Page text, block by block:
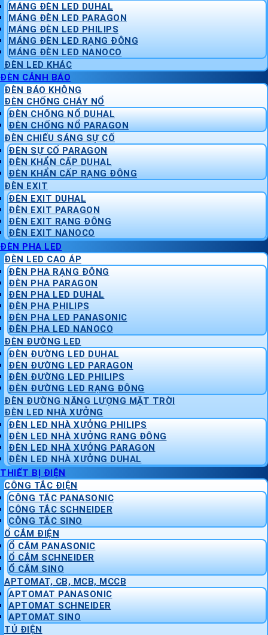
MÁNG ĐÈN LED DUHAL
MÁNG ĐÈN LED PARAGON
MÁNG ĐÈN LED PHILIPS
MÁNG ĐÈN LED RẠNG ĐÔNG
MÁNG ĐÈN LED NANOCO
ĐÈN LED KHÁC
ĐÈN CẢNH BÁO
ĐÈN BÁO KHÔNG
ĐÈN CHỐNG CHÁY NỔ
ĐÈN CHỐNG NỔ DUHAL
ĐÈN CHỐNG NỔ PARAGON
ĐÈN CHIẾU SÁNG SỰ CỐ
ĐÈN SỰ CỐ PARAGON
ĐÈN KHẨN CẤP DUHAL
ĐÈN KHẨN CẤP RẠNG ĐÔNG
ĐÈN EXIT
ĐÈN EXIT DUHAL
ĐÈN EXIT PARAGON
ĐÈN EXIT RẠNG ĐÔNG
ĐÈN EXIT NANOCO
ĐÈN PHA LED
ĐÈN LED CAO ÁP
ĐÈN PHA RẠNG ĐÔNG
ĐÈN PHA PARAGON
ĐÈN PHA LED DUHAL
ĐÈN PHA PHILIPS
ĐÈN PHA LED PANASONIC
ĐÈN PHA LED NANOCO
ĐÈN ĐƯỜNG LED
ĐÈN ĐƯỜNG LED DUHAL
ĐÈN ĐƯỜNG LED PARAGON
ĐÈN ĐƯỜNG LED PHILIPS
ĐÈN ĐƯỜNG LED RẠNG ĐÔNG
ĐÈN ĐƯỜNG NĂNG LƯỢNG MẶT TRỜI
ĐÈN LED NHÀ XƯỞNG
ĐÈN LED NHÀ XƯỞNG PHILIPS
ĐÈN LED NHÀ XƯỞNG RẠNG ĐÔNG
ĐÈN LED NHÀ XƯỞNG PARAGON
ĐÈN LED NHÀ XƯỞNG DUHAL
THIẾT BỊ ĐIỆN
CÔNG TẮC ĐIỆN
CÔNG TẮC PANASONIC
CÔNG TẮC SCHNEIDER
CÔNG TẮC SINO
Ổ CẮM ĐIỆN
Ổ CẮM PANASONIC
Ổ CẮM SCHNEIDER
Ổ CẮM SINO
APTOMAT, CB, MCB, MCCB
APTOMAT PANASONIC
APTOMAT SCHNEIDER
APTOMAT SINO
TỦ ĐIỆN